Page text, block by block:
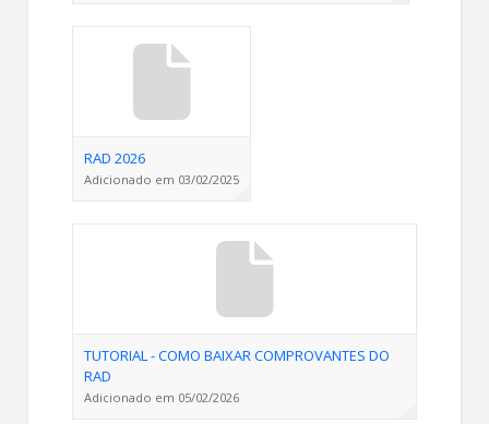
RAD 2026
Adicionado em 03/02/2025
TUTORIAL - COMO BAIXAR COMPROVANTES DO
RAD
Adicionado em 05/02/2026